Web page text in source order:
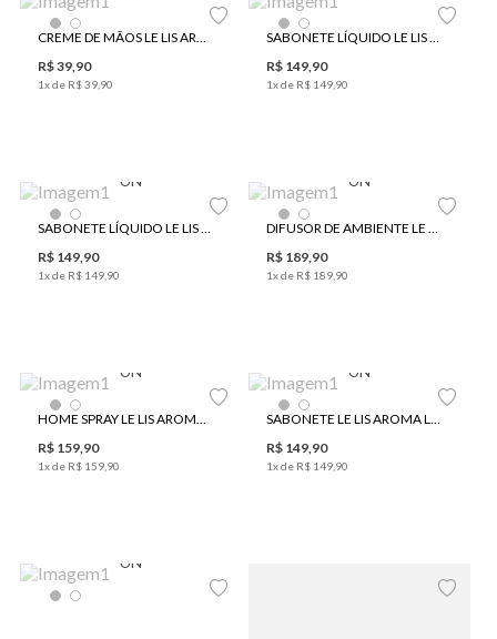
CREME DE MÃOS LE LIS AROMA BOSQUE
R$39 90
1x de R$39 90
SABONETE LÍQUIDO LE LIS AROMA CEDRO
R$ 149 90
1x de R$ 149 90
UN
SABONETE LÍQUIDO LE LIS AROMA BOSQUE
R$ 149 90
1x de R$ 149 90
UN
DIFUSOR DE AMBIENTE LE LIS AROMA MANDARINA
R$ 189 90
1x de R$ 189 90
UN
HOME SPRAY LE LIS AROMA MANDARINA
R$ 159 90
1x de R$ 159 90
UN
SABONETE LE LIS AROMA LIQUIDO MANDARINA
R$ 149 90
1x de R$ 149 90
UN